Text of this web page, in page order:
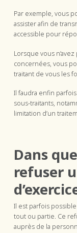
Par exemple, vous
assister afin de
accessible pour
Lorsque vous
concernées, vous
traitant de vous les
Il faudra enfin
sous-traitants,
limitation d’un
Dans
refuser
Il est parfois
tout ou partie. Ce
auprès de la